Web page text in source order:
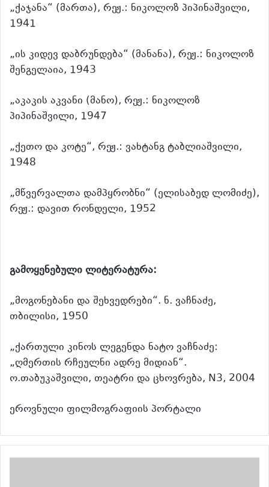
„ქაჯანა“ (მართა), რეჟ.: ნიკოლოზ პიპინაშვილი,
1941
„ის კიდევ დაბრუნდება“ (მანანა), რეჟ.: ნიკოლოზ
შენგელაია, 1943
„აკაკის აკვანი (მანო), რეჟ.: ნიკოლოზ
პიპინაშვილი, 1947
„ქეთო და კოტე“, რეჟ.: ვახტანგ ტაბლიაშვილი,
1948
„მწვერვალთა დამპყრობნი“ (ელისაბედ ლომიძე),
რეჟ.: დავით რონდელი, 1952
გამოყენებული ლიტერატურა:
„მოგონებანი და შეხვედრები“. ნ. ვაჩნაძე,
თბილისი, 1950
„ქართული კინოს ლეგენდა ნატო ვაჩნაძე:
„ღმერთის რჩეულნი ადრე მიდიან“.
ო.თაბუკაშვილი, თეატრი და ცხოვრება, N3, 2004
ეროვნული ფილმოგრაფიის პორტალი